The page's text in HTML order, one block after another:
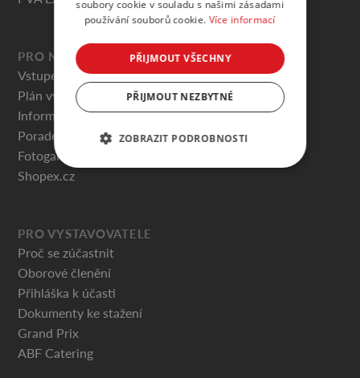
PRO NÁVŠTĚVNÍKY
Vstupenky
Plán výstaviště
Informace pro návštěvníky
Poradenská centra
Fotogalerie
Shopex.cz
PRO VYSTAVOVATELE
Proč se zúčastnit
Oborové členění
Přihláška k účasti
Dokumenty ke stažení
Grand Prix
ABF Catering
soubory cookie v souladu s našimi zásadami
používání souborů cookie. Více informací
PŘIJMOUT VŠECHNY
PŘIJMOUT NEZBYTNÉ
ZOBRAZIT PODROBNOSTI